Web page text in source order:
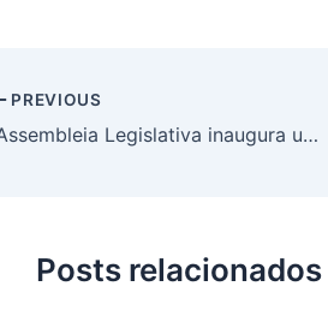
PREVIOUS
“Assembleia Legislativa inaugura um momento extremamente diferenciado”, afirma Líder do Governo no Parlamento baiano
Posts relacionados